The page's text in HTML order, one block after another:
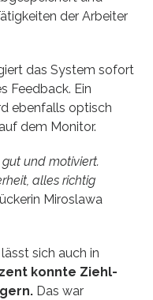
der Arbeiter
das System sofort
Feedback. Ein
ebenfalls optisch
dem Monitor.
und motiviert.
alles richtig
Miroslawa
sich auch in
konnte Ziehl-
Das war